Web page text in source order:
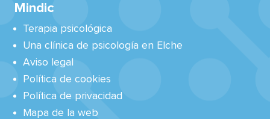
Mindic
Terapia psicológica
Una clínica de psicología en Elche
Aviso legal
Política de cookies
Política de privacidad
Mapa de la web